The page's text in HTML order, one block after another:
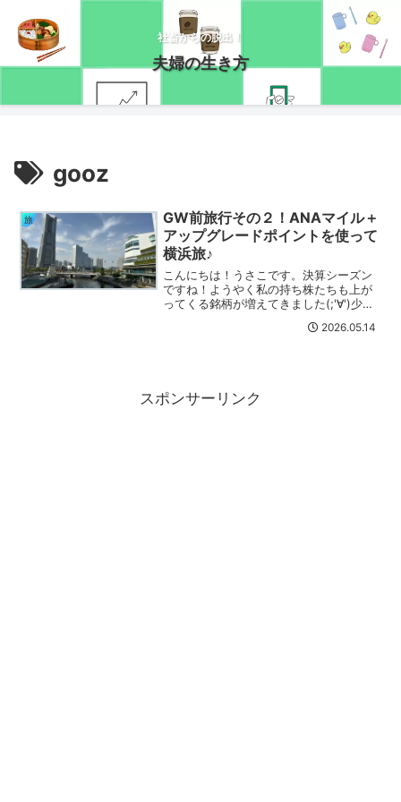
社畜からの脱出！
夫婦の生き方
gooz
旅
GW前旅行その２！ANAマイル＋
アップグレードポイントを使って
横浜旅♪
こんにちは！うさこです。決算シーズン
ですね！ようやく私の持ち株たちも上が
ってくる銘柄が増えてきました(;'∀')少し
ます(/・ω・)/話は変わりますが、先日
2026.05.14
スポンサーリンク